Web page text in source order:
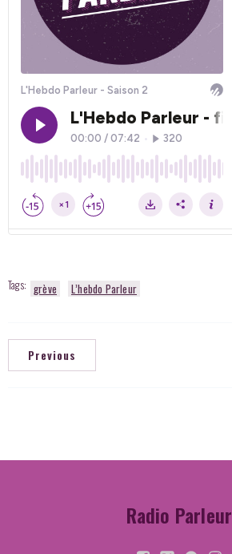
Tags: grève L’hebdo Parleur
Previous
Radio Parleur